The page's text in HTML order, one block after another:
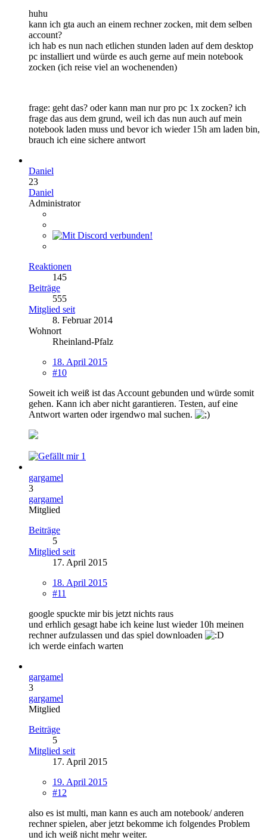
huhu
kann ich gta auch an einem rechner zocken, mit dem selben
account?
ich hab es nun nach etlichen stunden laden auf dem desktop
pc installiert und würde es auch gerne auf mein notebook
zocken (ich reise viel an wochenenden)
frage: geht das? oder kann man nur pro pc 1x zocken? ich
frage das aus dem grund, weil ich das nun auch auf mein
notebook laden muss und bevor ich wieder 15h am laden bin,
brauch ich eine sichere antwort
Daniel
23
Daniel
Administrator
Reaktionen
145
Beiträge
555
Mitglied seit
8. Februar 2014
Wohnort
Rheinland-Pfalz
18. April 2015
#10
Soweit ich weiß ist das Account gebunden und würde somit
gehen. Kann ich aber nicht garantieren. Testen, auf eine
Antwort warten oder irgendwo mal suchen.
1
gargamel
3
gargamel
Mitglied
Beiträge
5
Mitglied seit
17. April 2015
18. April 2015
#11
google spuckte mir bis jetzt nichts raus
und erhlich gesagt habe ich keine lust wieder 10h meinen
rechner aufzulassen und das spiel downloaden
ich werde einfach warten
gargamel
3
gargamel
Mitglied
Beiträge
5
Mitglied seit
17. April 2015
19. April 2015
#12
also es ist multi, man kann es auch am notebook/ anderen
rechner spielen, aber jetzt bekomme ich folgendes Problem
und ich weiß nicht mehr weiter.